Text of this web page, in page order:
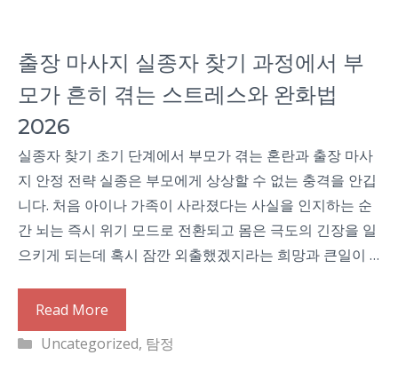
출장 마사지 실종자 찾기 과정에서 부
모가 흔히 겪는 스트레스와 완화법
2026
실종자 찾기 초기 단계에서 부모가 겪는 혼란과 출장 마사
지 안정 전략 실종은 부모에게 상상할 수 없는 충격을 안깁
니다. 처음 아이나 가족이 사라졌다는 사실을 인지하는 순
간 뇌는 즉시 위기 모드로 전환되고 몸은 극도의 긴장을 일
으키게 되는데 혹시 잠깐 외출했겠지라는 희망과 큰일이 …
Read More
Categories
Uncategorized, 탐정